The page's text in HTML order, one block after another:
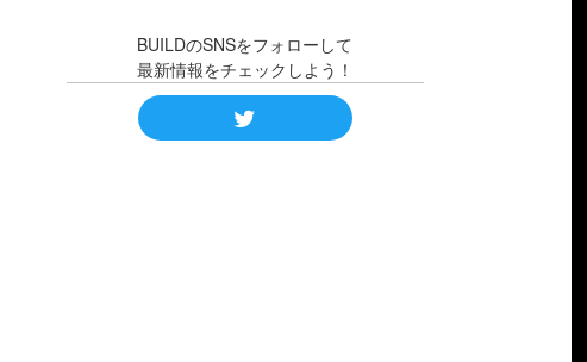
BUILDのSNSをフォローして
最新情報をチェックしよう！